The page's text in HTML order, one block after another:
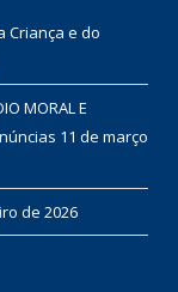
Criança e do
MORAL E
11 de março
de 2026